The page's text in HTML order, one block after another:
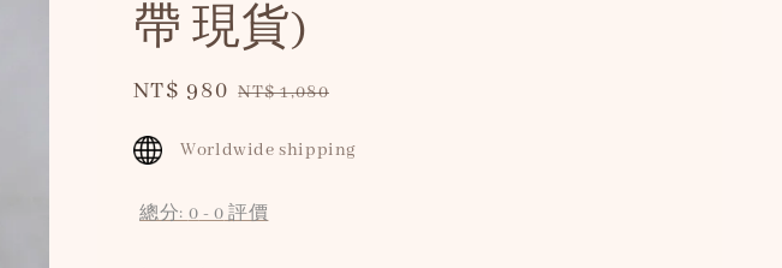
帶 現貨)
Sale
NT$ 980 Regular
NT$ 1,080
Worldwide shipping
總分: 0 -0 評價